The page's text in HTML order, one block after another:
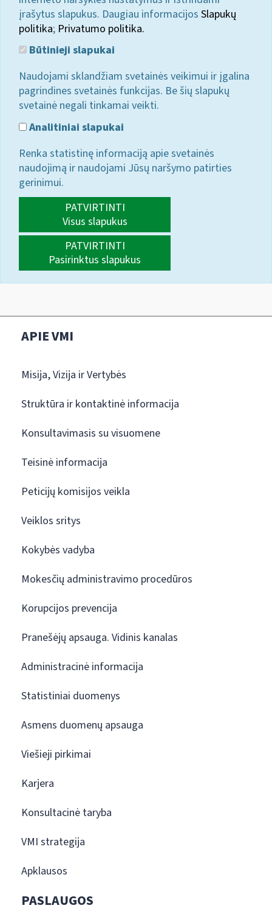
įrašytus slapukus. Daugiau informacijos Slapukų
politika; Privatumo politika.
Būtinieji slapukai
Naudojami sklandžiam svetainės veikimui ir įgalina
pagrindines svetainės funkcijas. Be šių slapukų
svetainė negali tinkamai veikti.
Analitiniai slapukai
Renka statistinę informaciją apie svetainės
naudojimą ir naudojami Jūsų naršymo patirties
gerinimui.
PATVIRTINTI
Visus slapukus
PATVIRTINTI
Pasirinktus slapukus
APIE VMI
Misija, Vizija ir Vertybės
Struktūra ir kontaktinė informacija
Konsultavimasis su visuomene
Teisinė informacija
Peticijų komisijos veikla
Veiklos sritys
Kokybės vadyba
Mokesčių administravimo procedūros
Korupcijos prevencija
Pranešėjų apsauga. Vidinis kanalas
Administracinė informacija
Statistiniai duomenys
Asmens duomenų apsauga
Viešieji pirkimai
Karjera
Konsultacinė taryba
VMI strategija
Apklausos
PASLAUGOS